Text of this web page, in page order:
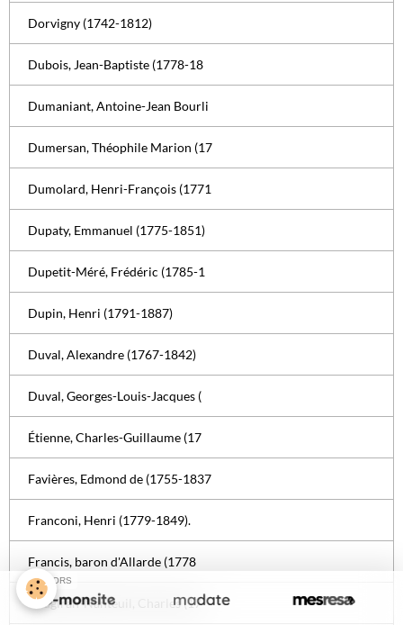
Dorvigny (1742-1812)
Dubois, Jean-Baptiste (1778-18
Dumaniant, Antoine-Jean Bourli
Dumersan, Théophile Marion (17
Dumolard, Henri-François (1771
Dupaty, Emmanuel (1775-1851)
Dupetit-Méré, Frédéric (1785-1
Dupin, Henri (1791-1887)
Duval, Alexandre (1767-1842)
Duval, Georges-Louis-Jacques (
Étienne, Charles-Guillaume (17
Favières, Edmond de (1755-1837
Franconi, Henri (1779-1849).
Francis, baron d'Allarde (1778
Gaugiran-Nanteuil, Charles (17
SPONSORS